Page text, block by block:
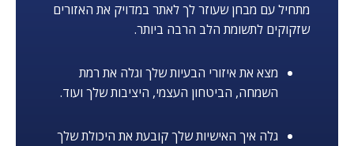
מתחיל עם מבחן שעוזר לך לאתר במדויק את האזורים
שזקוקים לתשומת הלב הרבה ביותר.
מצא את איזורי הבעיות שלך וגלה את רמת
השמחה, הביטחון העצמי, היציבות שלך ועוד.
גלה איך האישיות שלך קובעת את היכולת שלך